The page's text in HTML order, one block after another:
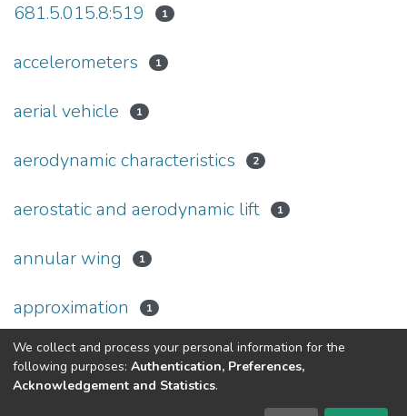
681.5.015.8:519 1
accelerometers 1
aerial vehicle 1
aerodynamic characteristics 2
aerostatic and aerodynamic lift 1
annular wing 1
approximation 1
« 1(current)
2 3 4 5 ... 9 »
We collect and process your personal information for the
following purposes: Authentication, Preferences,
Acknowledgement and Statistics.